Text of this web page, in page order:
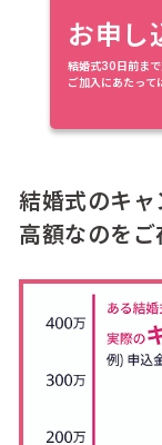
お申し
結婚式30日前ま
ご加入にあたって
結婚式のキ
高額なのをご